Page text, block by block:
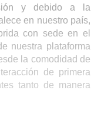
y debido a la
en nuestro país,
con sede en el
nuestra plataforma
la comodidad de
de primera
tanto de manera